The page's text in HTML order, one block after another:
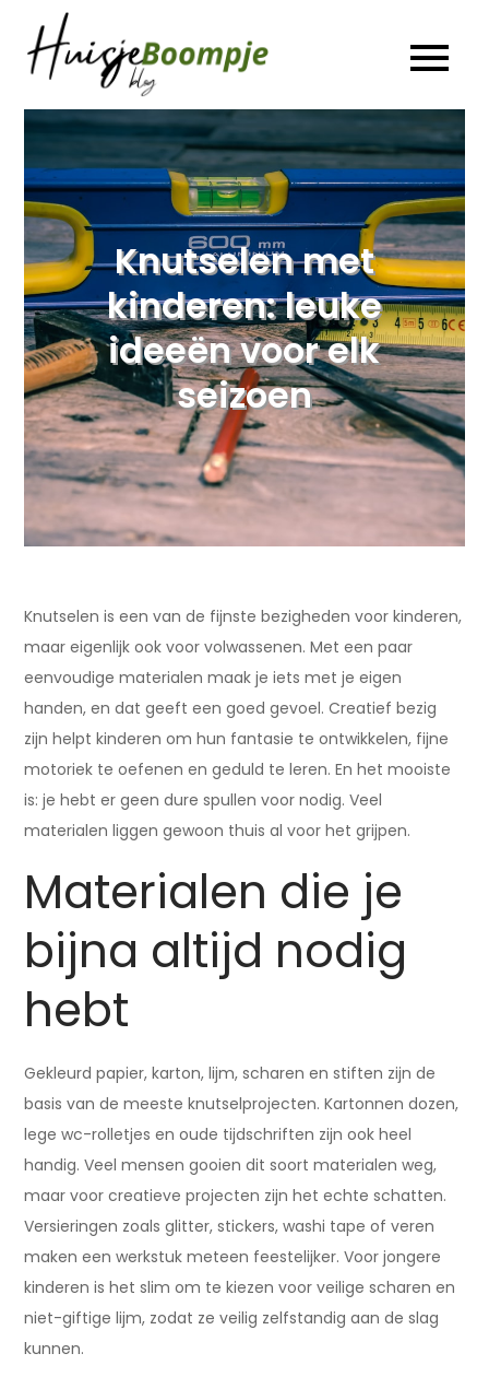
naar
inhoud
Boompje
Blog
De leukste Interieur,
Lifestyle blog
Knutselen met
kinderen: leuke
ideeën voor elk
seizoen
Knutselen is een van de fijnste bezigheden voor kinderen,
maar eigenlijk ook voor volwassenen. Met een paar
eenvoudige materialen maak je iets met je eigen
handen, en dat geeft een goed gevoel. Creatief bezig
zijn helpt kinderen om hun fantasie te ontwikkelen, fijne
motoriek te oefenen en geduld te leren. En het mooiste
is: je hebt er geen dure spullen voor nodig. Veel
materialen liggen gewoon thuis al voor het grijpen.
Materialen die je
bijna altijd nodig
hebt
Gekleurd papier, karton, lijm, scharen en stiften zijn de
basis van de meeste knutselprojecten. Kartonnen dozen,
lege wc-rolletjes en oude tijdschriften zijn ook heel
handig. Veel mensen gooien dit soort materialen weg,
maar voor creatieve projecten zijn het echte schatten.
Versieringen zoals glitter, stickers, washi tape of veren
maken een werkstuk meteen feestelijker. Voor jongere
kinderen is het slim om te kiezen voor veilige scharen en
niet-giftige lijm, zodat ze veilig zelfstandig aan de slag
kunnen.